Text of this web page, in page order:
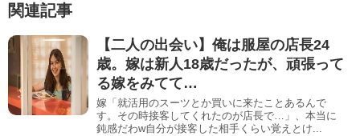
関連記事
【二人の出会い】俺は服屋の店長24
歳。嫁は新人18歳だったが、頑張って
る嫁をみてて…
嫁「就活用のスーツとか買いに来たことあるんで
す。その時接客してくれたのが店長で…」、本当に
鈍感だわw自分が接客した相手くらい覚えとけ...